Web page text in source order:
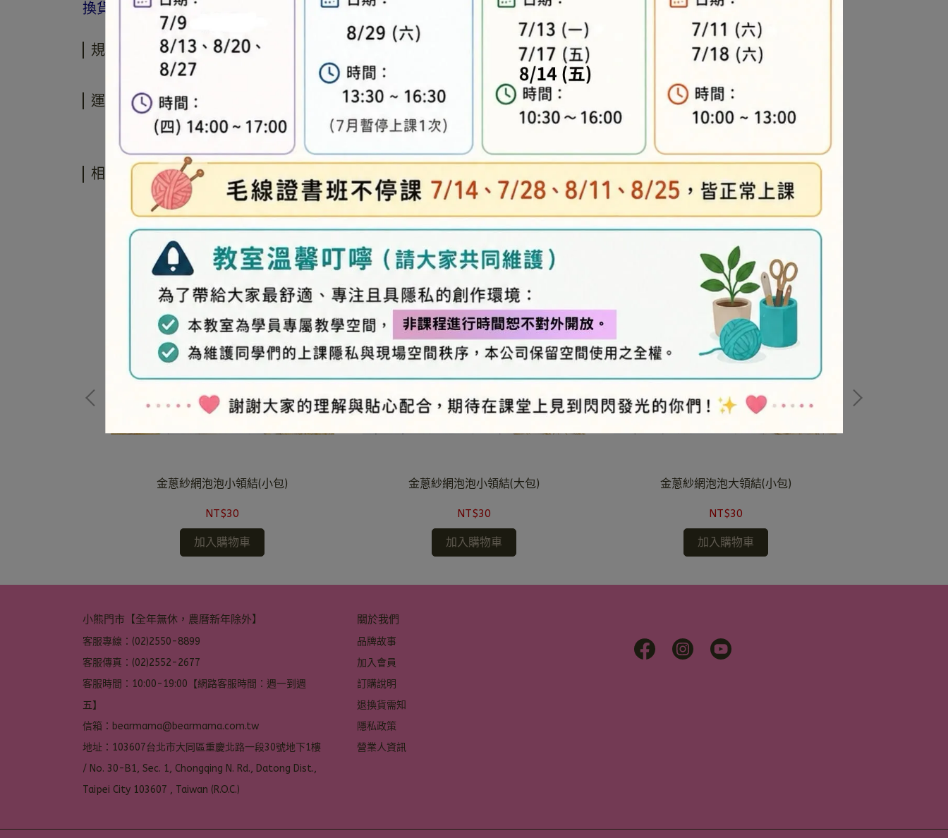
換貨。
規格說明
運送方式
相關商品
金蔥紗網泡泡小領結(小包)
NT$30
加入購物車
金蔥紗網泡泡小領結(大包)
NT$30
加入購物車
金蔥紗網泡泡大領結(小包)
NT$30
加入購物車
小熊門市【全年無休，農曆新年除外】
客服專線：(02)2550-8899
客服傳真：(02)2552-2677
客服時間：10:00-19:00【網路客服時間：週一到週
五】
信箱：bearmama@bearmama.com.tw
地址：103607台北市大同區重慶北路一段30號地下1樓
/ No. 30-B1, Sec. 1, Chongqing N. Rd., Datong Dist.,
Taipei City 103607 , Taiwan (R.O.C.)
關於我們
品牌故事
加入會員
訂購說明
退換貨需知
隱私政策
營業人資訊